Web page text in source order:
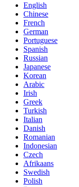
English
Chinese
French
German
Portuguese
Spanish
Russian
Japanese
Korean
Arabic
Irish
Greek
Turkish
Italian
Danish
Romanian
Indonesian
Czech
Afrikaans
Swedish
Polish